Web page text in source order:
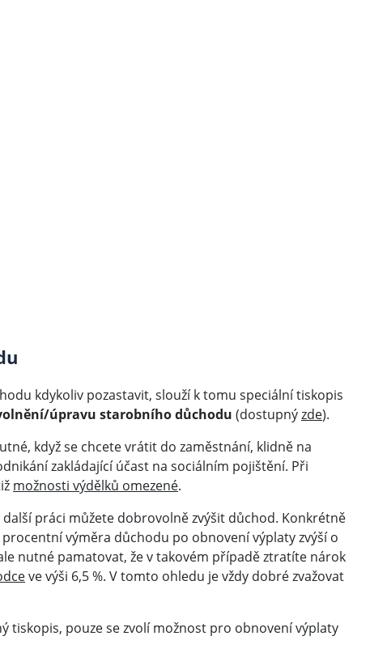
kdykoliv pozastavit, slouží k tomu speciální tiskopis
úpravu starobního důchodu (dostupnýzde).
když se chcete vrátit do zaměstnání, klidně na
zakládající účast na sociálním pojištění. Při
možnosti výdělků omezené.
práci můžete dobrovolně zvýšit důchod. Konkrétně
výměra důchodu po obnovení výplaty zvýší o
nutné pamatovat, že v takovém případě ztratíte nárok
ve výši 6,5 %. V tomto ohledu je vždy dobré zvažovat
tiskopis, pouze se zvolí možnost pro obnovení výplaty